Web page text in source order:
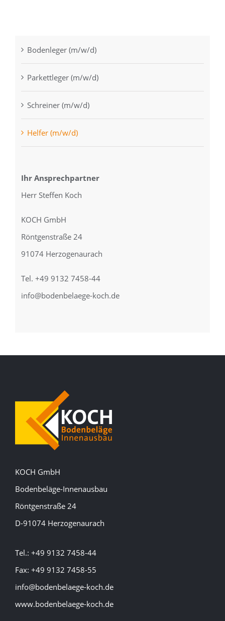
Bodenleger (m/w/d)
Parkettleger (m/w/d)
Schreiner (m/w/d)
Helfer (m/w/d)
Ihr Ansprechpartner
Herr Steffen Koch
KOCH GmbH
Röntgenstraße 24
91074 Herzogenaurach
Tel. +49 9132 7458-44
info@bodenbelaege-koch.de
KOCH GmbH
Bodenbeläge-Innenausbau
Röntgenstraße 24
D-91074 Herzogenaurach
Tel.: +49 9132 7458-44
Fax: +49 9132 7458-55
info@bodenbelaege-koch.de
www.bodenbelaege-koch.de